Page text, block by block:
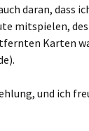
daran, dass
mitspielen,
Karten
und ich